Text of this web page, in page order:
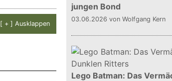
[ + ] Ausklappen
jungen Bond
03.06.2026 von Wolfgang Kern
Lego Batman: Das